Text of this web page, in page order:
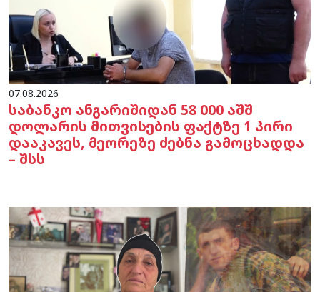
07.08.2026
საბანკო ანგარიშიდან 58 000 აშშ
დოლარის მითვისების ფაქტზე 1 პირი
დააკავეს, მეორეზე ძებნა გამოცხადდა
– შსს